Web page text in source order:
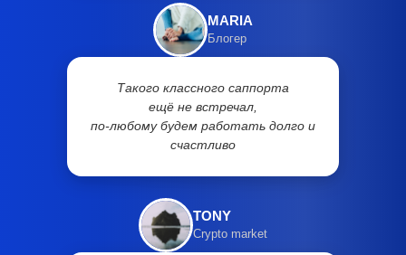
MARIA
Блогер
Такого классного саппорта
ещё не встречал,
по-любому будем работать долго и
счастливо
TONY
Crypto market